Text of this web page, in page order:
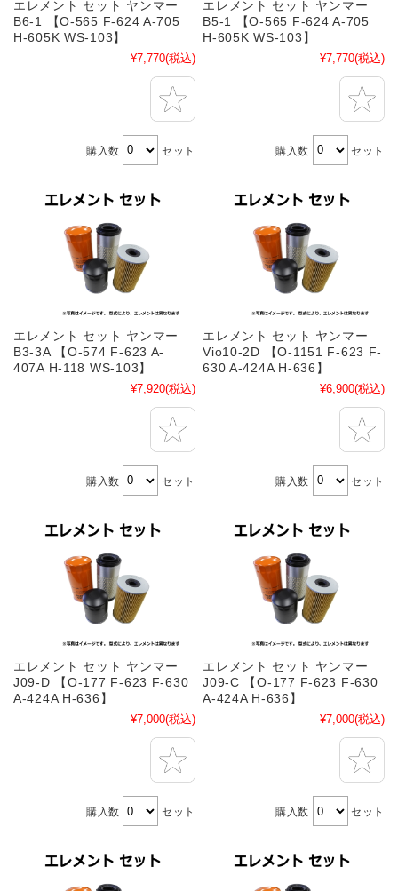
エレメント セット ヤンマー
B6-1 【O-565 F-624 A-705
H-605K WS-103】
¥7,770(税込)
購入数 セット
エレメント セット ヤンマー
B5-1 【O-565 F-624 A-705
H-605K WS-103】
¥7,770(税込)
購入数 セット
エレメント セット ヤンマー
B3-3A 【O-574 F-623 A-
407A H-118 WS-103】
¥7,920(税込)
購入数 セット
エレメント セット ヤンマー
Vio10-2D 【O-1151 F-623 F-
630 A-424A H-636】
¥6,900(税込)
購入数 セット
エレメント セット ヤンマー
J09-D 【O-177 F-623 F-630
A-424A H-636】
¥7,000(税込)
購入数 セット
エレメント セット ヤンマー
J09-C 【O-177 F-623 F-630
A-424A H-636】
¥7,000(税込)
購入数 セット